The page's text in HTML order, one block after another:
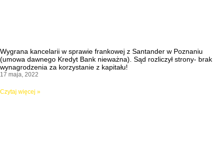
Wygrana kancelarii w sprawie frankowej z Santander w Poznaniu
(umowa dawnego Kredyt Bank nieważna). Sąd rozliczył strony- brak
wynagrodzenia za korzystanie z kapitału!
17 maja, 2022
Czytaj więcej »